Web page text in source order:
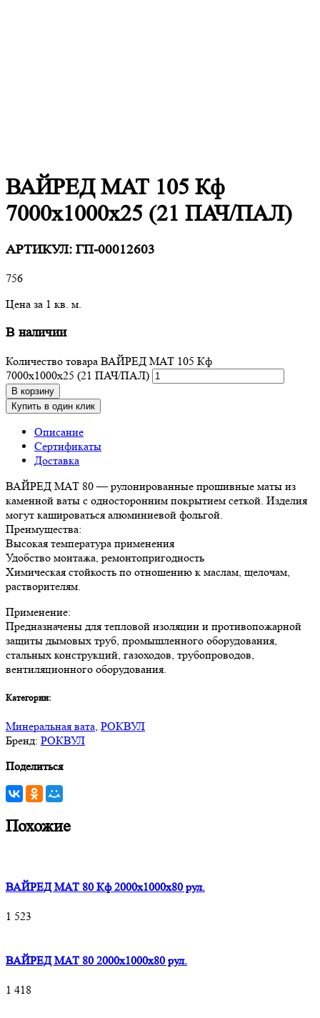
ВАЙРЕД МАТ 105 Кф
7000х1000х25 (21 ПАЧ/ПАЛ)
АРТИКУЛ: ГП-00012603
756
Цена за 1 кв. м.
В наличии
Количество товара ВАЙРЕД МАТ 105 Кф
7000х1000х25 (21 ПАЧ/ПАЛ)
В корзину
Купить в один клик
Описание
Сертификаты
Доставка
ВАЙРЕД МАТ 80 — рулонированные прошивные маты из
каменной ваты с односторонним покрытием сеткой. Изделия
могут кашироваться алюминиевой фольгой.
Преимущества:
Высокая температура применения
Удобство монтажа, ремонтопригодность
Химическая стойкость по отношению к маслам, щелочам,
растворителям.
Применение:
Предназначены для тепловой изоляции и противопожарной
защиты дымовых труб, промышленного оборудования,
стальных конструкций, газоходов, трубопроводов,
вентиляционного оборудования.
Категории:
Минеральная вата, РОКВУЛ
Бренд: РОКВУЛ
Поделиться
Похожие
ВАЙРЕД МАТ 80 Кф 2000x1000x80 рул.
1 523
ВАЙРЕД МАТ 80 2000x1000x80 рул.
1 418